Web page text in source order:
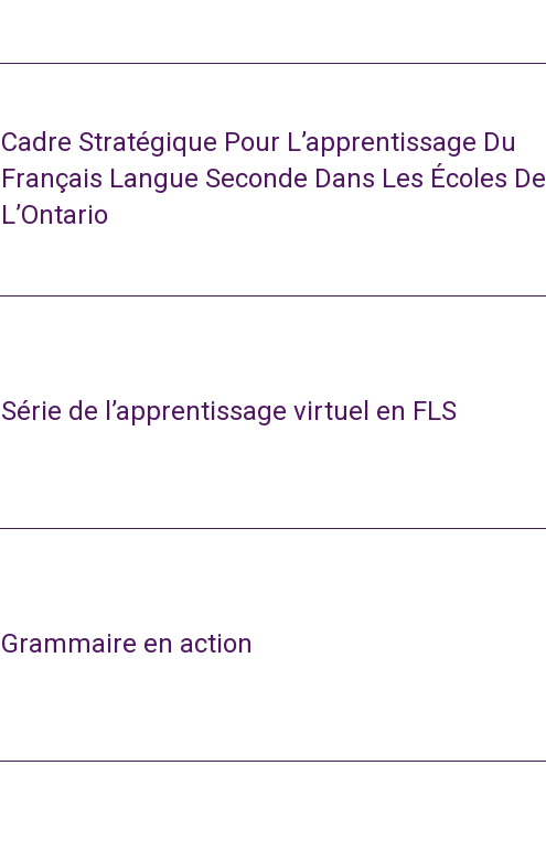
Cadre Stratégique Pour L’apprentissage Du
Français Langue Seconde Dans Les Écoles De
L’Ontario
Série de l’apprentissage virtuel en FLS
Grammaire en action